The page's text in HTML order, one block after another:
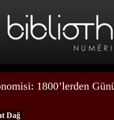
1800’lerden
Dağ